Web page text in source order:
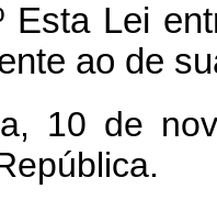
Esta Lei
ao de
10 de